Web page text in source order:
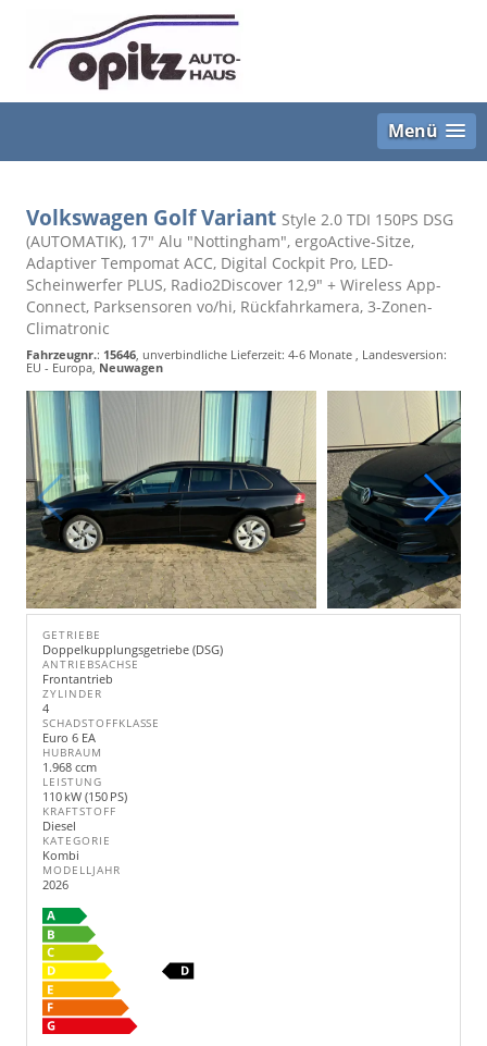
Menü
Volkswagen Golf Variant Style 2.0 TDI 150PS DSG
(AUTOMATIK), 17" Alu "Nottingham", ergoActive-Sitze,
Adaptiver Tempomat ACC, Digital Cockpit Pro, LED-
Scheinwerfer PLUS, Radio2Discover 12,9" + Wireless App-
Connect, Parksensoren vo/hi, Rückfahrkamera, 3-Zonen-
Climatronic
Fahrzeugnr.: 15646, unverbindliche Lieferzeit: 4-6 Monate , Landesversion:
EU - Europa, Neuwagen
GETRIEBE
Doppelkupplungsgetriebe (DSG)
ANTRIEBSACHSE
Frontantrieb
ZYLINDER
4
SCHADSTOFFKLASSE
Euro 6 EA
HUBRAUM
1.968 ccm
LEISTUNG
110 kW (150 PS)
KRAFTSTOFF
Diesel
KATEGORIE
Kombi
MODELLJAHR
2026